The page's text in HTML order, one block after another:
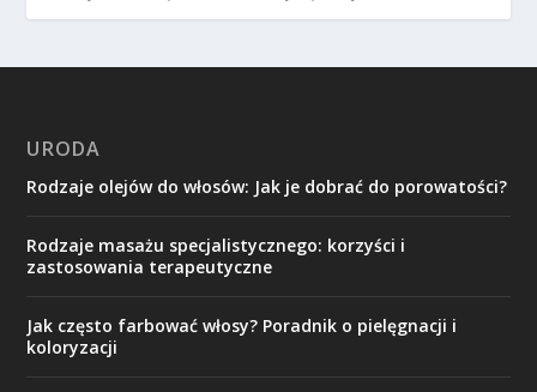
URODA
Rodzaje olejów do włosów: Jak je dobrać do porowatości?
Rodzaje masażu specjalistycznego: korzyści i
zastosowania terapeutyczne
Jak często farbować włosy? Poradnik o pielęgnacji i
koloryzacji